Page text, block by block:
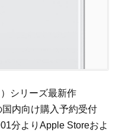
シリーズ最新作
国内向け購入予約受付
分よりApple Storeおよ